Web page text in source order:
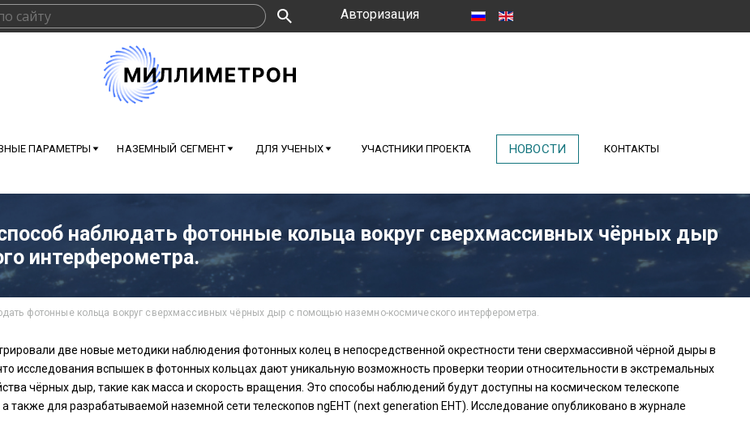
Авторизация
ПАРАМЕТРЫ НАЗЕМНЫЙ СЕГМЕНТ ДЛЯ УЧЕНЫХ УЧАСТНИКИ ПРОЕКТА НОВОСТИ КОНТАКТЫ
наблюдать фотонные кольца вокруг сверхмассивных чёрных дыр
интерферометра.
фотонные кольца вокруг сверхмассивных чёрных дыр с помощью наземно-космического интерферометра.
две новые методики наблюдения фотонных колец в непосредственной окрестности тени сверхмассивной чёрной дыры в
исследования вспышек в фотонных кольцах дают уникальную возможность проверки теории относительности в экстремальных
чёрных дыр, такие как масса и скорость вращения. Это способы наблюдений будут доступны на космическом телескопе
для разрабатываемой наземной сети телескопов ngEHT (next generation EHT). Исследование опубликовано в журнале